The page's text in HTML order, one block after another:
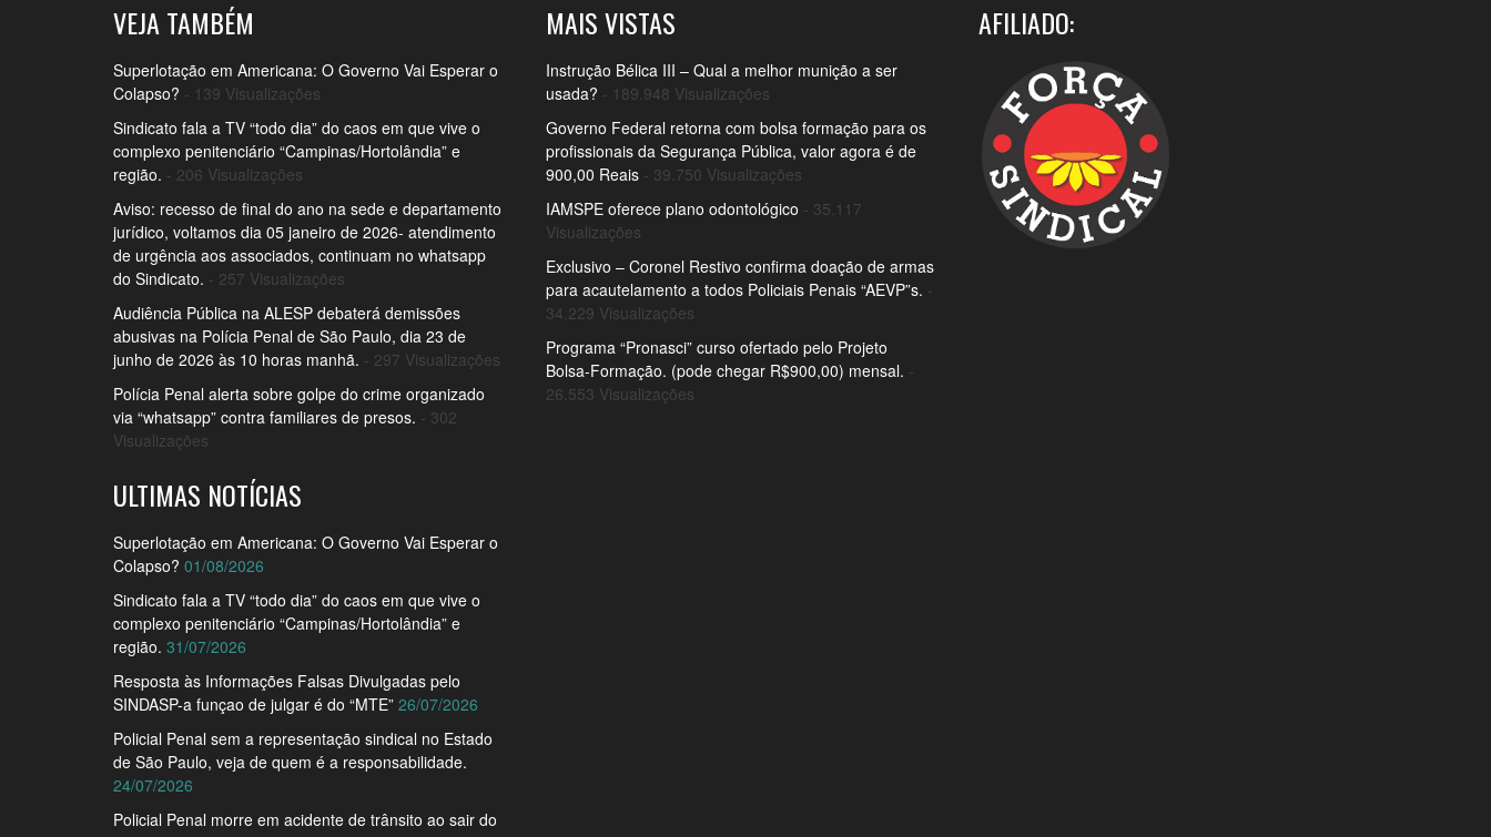
VEJA TAMBÉM
Superlotação em Americana: O Governo Vai Esperar o
Colapso? - 139 Visualizações
Sindicato fala a TV “todo dia” do caos em que vive o
complexo penitenciário “Campinas/Hortolândia” e
região. - 206 Visualizações
Aviso: recesso de final do ano na sede e departamento
jurídico, voltamos dia 05 janeiro de 2026- atendimento
de urgência aos associados, continuam no whatsapp
do Sindicato. - 257 Visualizações
Audiência Pública na ALESP debaterá demissões
abusivas na Polícia Penal de São Paulo, dia 23 de
junho de 2026 às 10 horas manhã. - 297 Visualizações
Polícia Penal alerta sobre golpe do crime organizado
via “whatsapp” contra familiares de presos. - 302
Visualizações
ULTIMAS NOTÍCIAS
Superlotação em Americana: O Governo Vai Esperar o
Colapso? 01/08/2026
Sindicato fala a TV “todo dia” do caos em que vive o
complexo penitenciário “Campinas/Hortolândia” e
região. 31/07/2026
Resposta às Informações Falsas Divulgadas pelo
SINDASP-a funçao de julgar é do “MTE” 26/07/2026
Policial Penal sem a representação sindical no Estado
de São Paulo, veja de quem é a responsabilidade.
24/07/2026
Policial Penal morre em acidente de trânsito ao sair do
MAIS VISTAS
Instrução Bélica III – Qual a melhor munição a ser
usada? - 189.948 Visualizações
Governo Federal retorna com bolsa formação para os
profissionais da Segurança Pública, valor agora é de
900,00 Reais - 39.750 Visualizações
IAMSPE oferece plano odontológico - 35.117
Visualizações
Exclusivo – Coronel Restivo confirma doação de armas
para acautelamento a todos Policiais Penais “AEVP”s. -
34.229 Visualizações
Programa “Pronasci” curso ofertado pelo Projeto
Bolsa-Formação. (pode chegar R$900,00) mensal. -
26.553 Visualizações
AFILIADO: